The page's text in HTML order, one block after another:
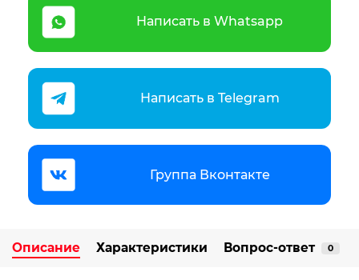
Написать в Whatsapp
Написать в Telegram
Группа Вконтакте
Описание Характеристики Вопрос-ответ 0